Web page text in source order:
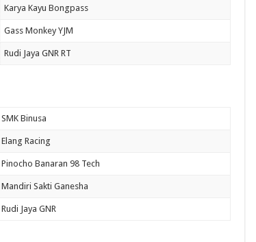
Karya Kayu Bongpass
Gass Monkey YJM
Rudi Jaya GNR RT
SMK Binusa
Elang Racing
Pinocho Banaran 98 Tech
Mandiri Sakti Ganesha
Rudi Jaya GNR